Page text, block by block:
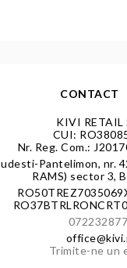
CONTACT
KIVI RETAIL
CUI:
Nr. Reg. Com.:
Pantelimon, nr.
RAMS) sector 3,
Trimite-ne un